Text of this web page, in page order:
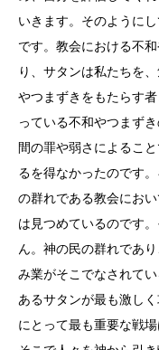
いきます。そのように
です。教会における不
り、サタンは私たちを
やつまずきをもたらす
っている不和やつまず
間の罪や弱さによるこ
るを得なかったのです
の群れである教会にお
は見つめているのです
ん。神の民の群れであ
み業がそこでなされて
あるサタンが最も激し
にとって最も重要な戦